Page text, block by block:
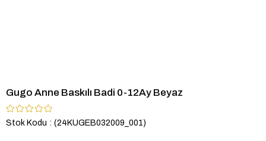
Gugo Anne Baskılı Badi 0-12Ay Beyaz
Stok Kodu (24KUGEB032009_001)